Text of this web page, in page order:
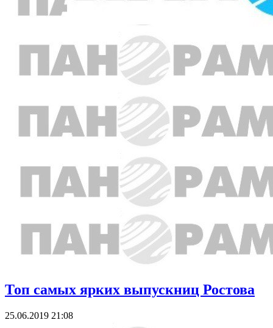
Топ самых ярких выпускниц Ростова
25.06.2019 21:08